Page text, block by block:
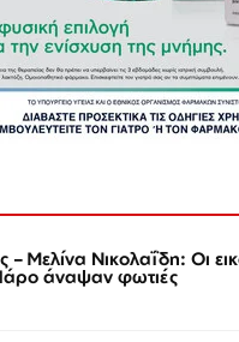
Μελίνα Νικολαΐδη: Οι
άναψαν φωτιές